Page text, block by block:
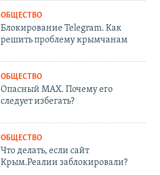
ОБЩЕСТВО
Блокирование Telegram. Как
решить проблему крымчанам
ОБЩЕСТВО
Опасный MAX. Почему его
следует избегать?
ОБЩЕСТВО
Что делать, если сайт
Крым.Реалии заблокировали?